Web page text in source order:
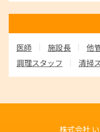
医師 施設長 他
調理スタッフ
清掃
株式会社